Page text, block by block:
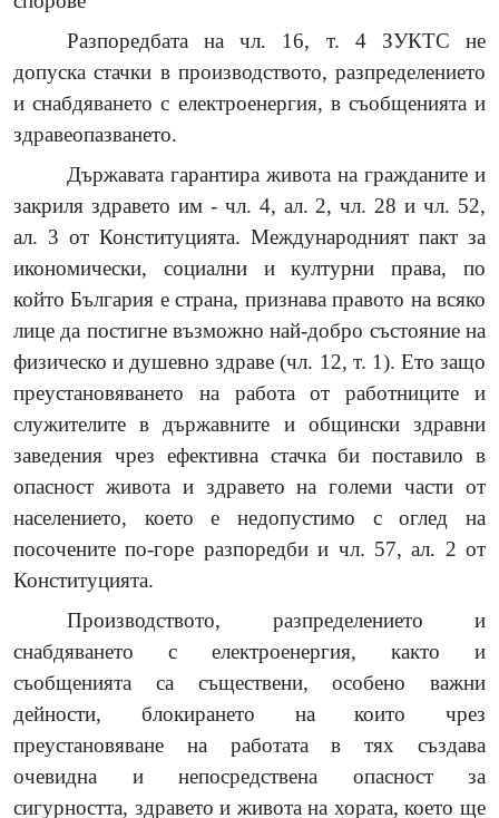
Разпоредбата на чл. 16, т. 4 ЗУКТС не
допуска стачки в производството, разпределението
и снабдяването с електроенергия, в съобщенията и
здравеопазването.
Държавата гарантира живота на гражданите и
закриля здравето им - чл. 4, ал. 2, чл. 28 и чл. 52,
ал. 3 от Конституцията. Международният пакт за
икономически, социални и културни права, по
който България е страна, признава правото на всяко
лице да постигне възможно най-добро състояние на
физическо и душевно здраве (чл. 12, т. 1). Ето защо
преустановяването на работа от работниците и
служителите в държавните и общински здравни
заведения чрез ефективна стачка би поставило в
опасност живота и здравето на големи части от
населението, което е недопустимо с оглед на
посочените по-горе разпоредби и чл. 57, ал. 2 от
Конституцията.
Производството, разпределението и
снабдяването с електроенергия, както и
съобщенията са съществени, особено важни
дейности, блокирането на които чрез
преустановяване на работата в тях създава
очевидна и непосредствена опасност за
сигурността, здравето и живота на хората, което ще